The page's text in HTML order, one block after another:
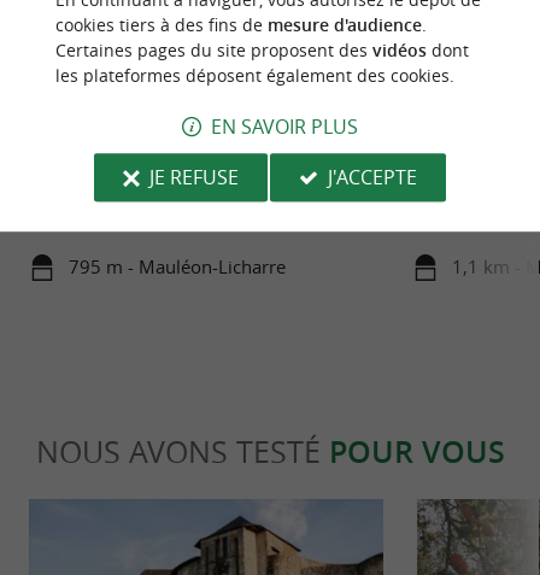
Mauléon, capitale de la Soule se divise en deux
parties, de chaque coté de la rivière Saison, d'un
795 m - Mauléon-Licharre
Datant du XII e
1,1 km -
NOUS AVONS TESTÉ POUR VOUS
cookies tiers à des fins de mesure d'audience.
Certaines pages du site proposent des vidéosdont
les plateformes déposent également des cookies.
EN SAVOIR PLUS
JE REFUSE
J'ACCEPTE